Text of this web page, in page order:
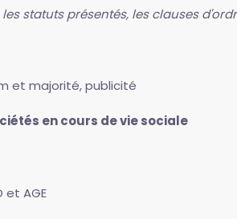
statuts présentés, les clauses
et majorité, publicité
en cours de vie sociale
AGE